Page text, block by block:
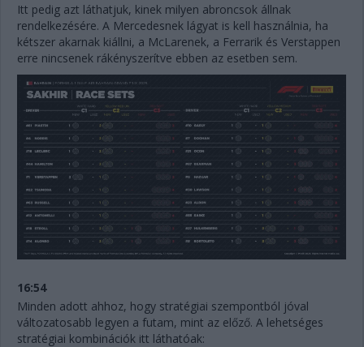
Itt pedig azt láthatjuk, kinek milyen abroncsok állnak
rendelkezésére. A Mercedesnek lágyat is kell használnia, ha
kétszer akarnak kiállni, a McLarenek, a Ferrarik és Verstappen
erre nincsenek rákényszerítve ebben az esetben sem.
16:54
Minden adott ahhoz, hogy stratégiai szempontból jóval
változatosabb legyen a futam, mint az előző. A lehetséges
stratégiai kombinációk itt láthatóak: